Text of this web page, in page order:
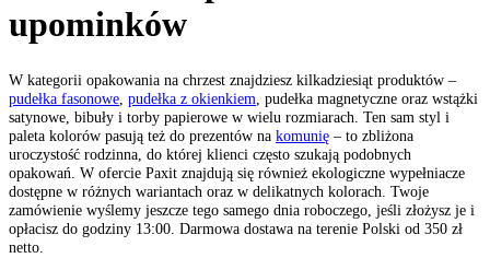
upominków
W kategorii opakowania na chrzest znajdziesz kilkadziesiąt produktów –
pudełka fasonowe, pudełka z okienkiem, pudełka magnetyczne oraz wstążki
satynowe, bibuły i torby papierowe w wielu rozmiarach. Ten sam styl i
paleta kolorów pasują też do prezentów na komunię – to zbliżona
uroczystość rodzinna, do której klienci często szukają podobnych
opakowań. W ofercie Paxit znajdują się również ekologiczne wypełniacze
dostępne w różnych wariantach oraz w delikatnych kolorach. Twoje
zamówienie wyślemy jeszcze tego samego dnia roboczego, jeśli złożysz je i
opłacisz do godziny 13:00. Darmowa dostawa na terenie Polski od 350 zł
netto.